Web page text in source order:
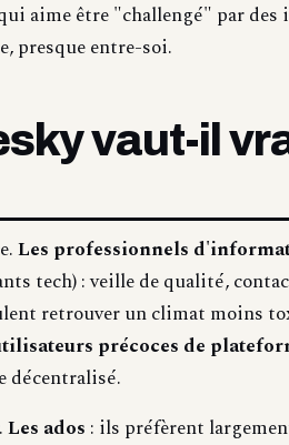
aime être "challengé" par des
presque entre-soi.
vaut-il
Les professionnels
tech) : veille de qualité,
retrouver un climat moins
précoces de
décentralisé.
Les ados : ils préfèrent